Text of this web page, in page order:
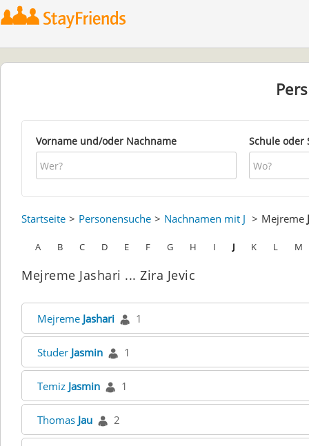
Vorname und/oder Nachname Schule oder
Startseite Personensuche Nachnamen mit J Mejreme
A B C D E F G H I J K L M
Mejreme Jashari ... Zira Jevic
Mejreme Jashari 1
Studer Jasmin 1
Temiz Jasmin 1
Thomas Jau 2